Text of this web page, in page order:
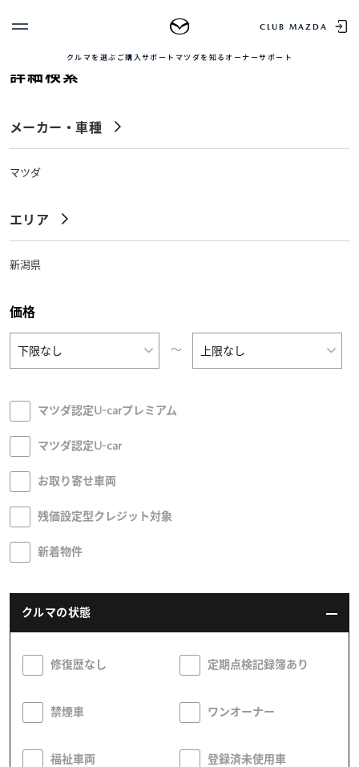
CLUB MAZDA
クルマを選ぶ ご購入サポート マツダを知る オーナーサポート
クルマを選ぶ
MAZDAのSUV比較
クルマ購入ガイド
カンタン見積り
試乗車検索
マツダを知る
オーナーサポート
リコール情報
お問合せ/FAQ
ニュースルーム
企業・IR・採用
CLUB MAZDAとは
ゲスト 様
MYページTOP
QRコード
お知らせ配信の登録・解除
ログアウト
詳細検索
メーカー・車種
マツダ
エリア
新潟県
価格
〜
マツダ認定U-carプレミアム
マツダ認定U-car
お取り寄せ車両
残価設定型クレジット対象
新着物件
クルマの状態
修復歴なし 定期点検記録簿あり
禁煙車 ワンオーナー
福祉車両 登録済未使用車